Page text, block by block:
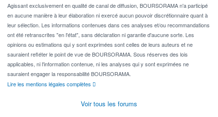
Agissant exclusivement en qualité de canal de diffusion, BOURSORAMA n'a participé
en aucune manière à leur élaboration ni exercé aucun pouvoir discrétionnaire quant à
leur sélection. Les informations contenues dans ces analyses et/ou recommandations
ont été retranscrites "en l'état", sans déclaration ni garantie d'aucune sorte. Les
opinions ou estimations qui y sont exprimées sont celles de leurs auteurs et ne
sauraient refléter le point de vue de BOURSORAMA. Sous réserves des lois
applicables, ni l'information contenue, ni les analyses qui y sont exprimées ne
sauraient engager la responsabilité BOURSORAMA.
Lire les mentions légales complètes
Voir tous les forums